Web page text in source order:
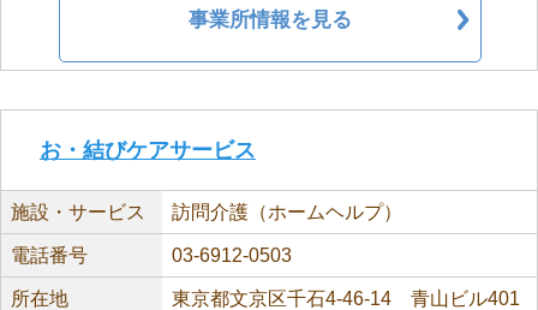
事業所情報を見る
お・結びケアサービス
施設・サービス 訪問介護（ホームヘルプ）
電話番号 03-6912-0503
所在地 東京都文京区千石4-46-14 青山ビル401